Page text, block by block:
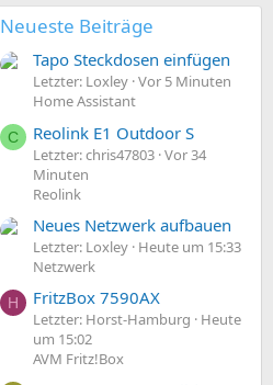
Neueste Beiträge
Tapo Steckdosen einfügen
Letzter: Loxley Vor 5 Minuten
Home Assistant
C Reolink E1 Outdoor S
Letzter: chris47803 Vor 34
Minuten
Reolink
Neues Netzwerk aufbauen
Letzter: Loxley Heute um 15:33
Netzwerk
H FritzBox 7590AX
Letzter: Horst-Hamburg
Heute
um 15:02
AVM Fritz!Box